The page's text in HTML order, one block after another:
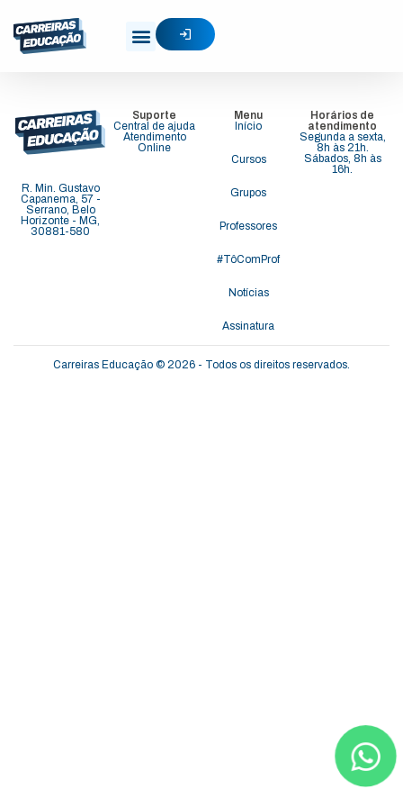
Igor Mascarenhas
R. Min. Gustavo
Capanema, 57 -
Serrano, Belo
Horizonte - MG,
30881-580
Suporte
Central de ajuda
Atendimento
Online
Menu
Início
Cursos
Grupos
Professores
#TôComProf
Notícias
Assinatura
Horários de
atendimento
Segunda a sexta,
8h às 21h.
Sábados, 8h às
16h.
Carreiras Educação © 2026 - Todos os direitos reservados.